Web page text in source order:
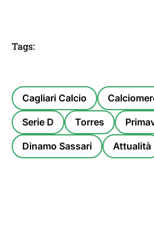
Tags:
Cagliari Calcio
Serie D Torres
Dinamo Sassari Attualità